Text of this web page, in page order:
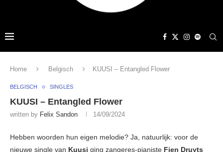
Home Belgisch KUUSI – Entangled Flower
BELGISCH SINGLES
KUUSI – Entangled Flower
written by Felix Sandon 14/09/2024
Hebben woorden hun eigen melodie? Ja, natuurlijk: voor de
nieuwe single van Kuusi ging zangeres-pianiste Fien Druyts